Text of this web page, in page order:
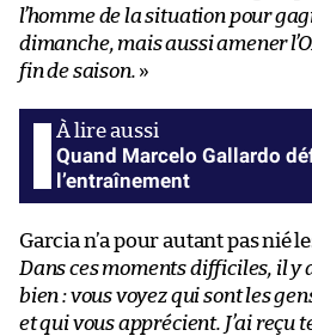
l’homme de la situation pour
dimanche, mais aussi amener
fin de saison. »
Quand Marcelo Gallardo
l’entraînement
Garcia n’a pour autant pas nié
Dans ces moments difficiles, il y
bien : vous voyez qui sont les
et qui vous apprécient. J’ai reçu